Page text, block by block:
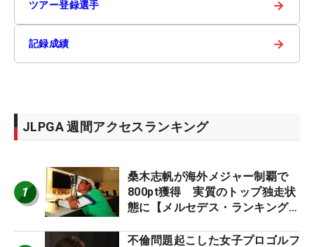
ツアー登録選手 →
記録成績 →
JLPGA 週間アクセスランキング
1
桑木志帆が海外メジャー制覇で
800pt獲得 実質のトップ独走状
態に【メルセデス・ランキング番
不倫問題起こした女子プロゴルフ